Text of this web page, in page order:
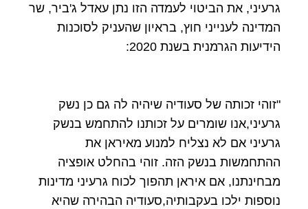
גרעיני, את הביטוי לעמדה הזו נתן עאדל ג'ביר, שר
המדינה לענייני חוץ, בראיון שהעניק לסוכנות
הידיעות הגרמנית בשנת 2020:
"זוהי זכותה של סעודיה שיהיה לה גם כן נשק
גרעיני,אנו שומרים על זכותנו להתחמש בנשק
גרעיני אם לא נצליח למנוע מאיראן את
ההתחמשות בנשק הזה. זוהי בהחלט אופציה
מבחינתנו, אם איראן תהפוך לכוח גרעיני מדינות
נוספות ילכו בעקבותיה,סעודיה הבהירה שהיא